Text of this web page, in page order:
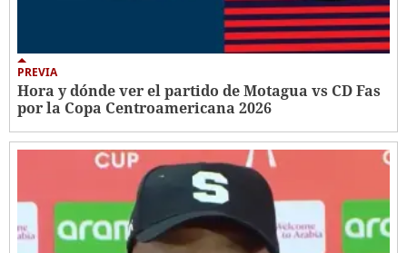
PREVIA
Hora y dónde ver el partido de Motagua vs CD Fas
por la Copa Centroamericana 2026